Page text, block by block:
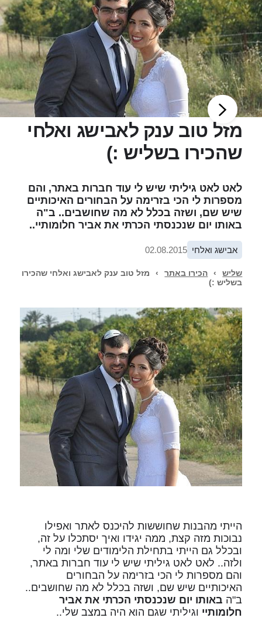
מזל טוב ענק לאבישג ואלחי
שהכירו בשליש :)
לאט לאט גיליתי שיש לי עוד חברות באתר, והם
מספרות לי הכי בזרימה על הבחורים האיכותיים
שיש שם, ושזה בכלל לא מה שחושבים.. ב"ה
באותו יום שנכנסתי הכרתי את אביר חלומותיי..
אבישג ואלחי 02.08.2015
שליש › הכירו באתר ›
מזל טוב ענק לאבישג ואלחי שהכירו
בשליש :)
הייתי מהבנות שחוששות להיכנס לאתר ואפילו
נבוכות מזה קצת, ממה יגידו ואיך יסתכלו על זה,
ובכלל גם הייתי בתחילת הלימודים שלי ומה לי
ולזה.. לאט לאט גיליתי שיש לי עוד חברות באתר,
והם מספרות לי הכי בזרימה על הבחורים
האיכותיים שיש שם, ושזה בכלל לא מה שחושבים..
ב"ה באותו יום שנכנסתי הכרתי את אביר
חלומותיי וגיליתי שגם הוא היה במצב שלי..